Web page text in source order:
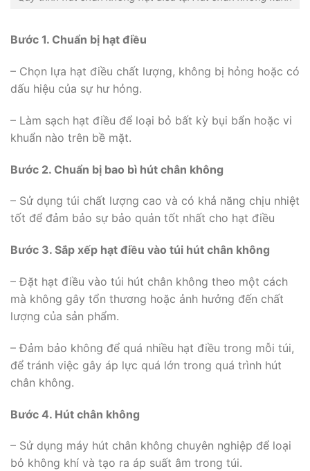
Bước 1. Chuẩn bị hạt điều
– Chọn lựa hạt điều chất lượng, không bị hỏng hoặc có
dấu hiệu của sự hư hỏng.
– Làm sạch hạt điều để loại bỏ bất kỳ bụi bẩn hoặc vi
khuẩn nào trên bề mặt.
Bước 2. Chuẩn bị bao bì hút chân không
– Sử dụng túi chất lượng cao và có khả năng chịu nhiệt
tốt để đảm bảo sự bảo quản tốt nhất cho hạt điều
Bước 3. Sắp xếp hạt điều vào túi hút chân không
– Đặt hạt điều vào túi hút chân không theo một cách
mà không gây tổn thương hoặc ảnh hưởng đến chất
lượng của sản phẩm.
– Đảm bảo không để quá nhiều hạt điều trong mỗi túi,
để tránh việc gây áp lực quá lớn trong quá trình hút
chân không.
Bước 4. Hút chân không
– Sử dụng máy hút chân không chuyên nghiệp để loại
bỏ không khí và tạo ra áp suất âm trong túi.